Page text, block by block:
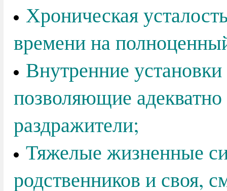
Хроническая
времени на
Внутренние
позволяющие адекватно
раздражители;
Тяжелые жизненные
родственников и своя,